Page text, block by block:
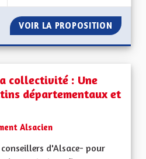
VOIR LA PROPOSITION UNE
collectivité : Une
départementaux et
Alsacien
d'Alsace- pour